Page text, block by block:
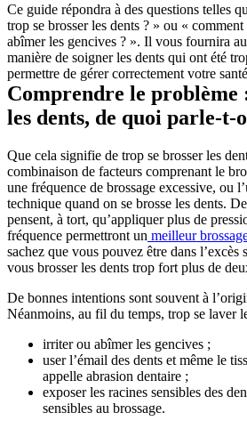
Ce guide répondra à des questions telles
trop se brosser les dents ? » ou « comment
abîmer les gencives ? ». Il vous fournira
manière de soigner les dents qui ont été
permettre de gérer correctement votre
Comprendre le problème
les dents, de quoi parle-t-
Que cela signifie de trop se brosser les
combinaison de facteurs comprenant le
une fréquence de brossage excessive, ou
technique quand on se brosse les dents.
pensent, à tort, qu’appliquer plus de
fréquence permettront un meilleur
sachez que vous pouvez être dans
vous brosser les dents trop fort plus de
De bonnes intentions sont souvent à
Néanmoins, au fil du temps, trop se laver
irriter ou abîmer les gencives ;
user l’émail des dents et même le
appelle abrasion dentaire ;
exposer les racines sensibles des
sensibles au brossage.